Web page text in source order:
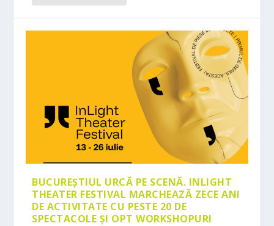
BUCUREȘTIUL URCĂ PE SCENĂ. INLIGHT
THEATER FESTIVAL MARCHEAZĂ ZECE ANI
DE ACTIVITATE CU PESTE 20 DE
SPECTACOLE ȘI OPT WORKSHOPURI